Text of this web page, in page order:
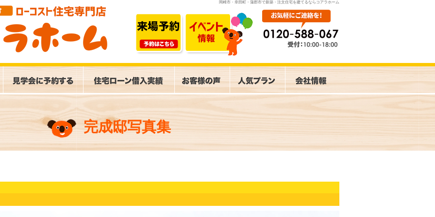
岡崎市・幸田町・蒲郡市で新築・注文住宅を建てるならコアラホーム
完成邸写真集